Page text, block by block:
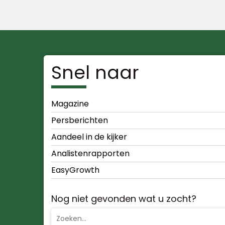
Snel naar
Magazine
Persberichten
Aandeel in de kijker
Analistenrapporten
EasyGrowth
Nog niet gevonden wat u zocht?